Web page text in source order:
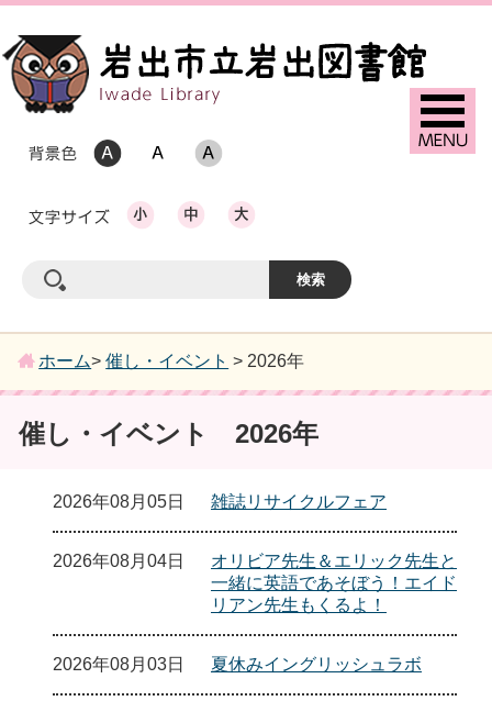
ホーム>催し・イベント > 2026年
催し・イベント 2026年
2026年08月05日 雑誌リサイクルフェア
2026年08月04日
オリビア先生＆エリック先生と
一緒に英語であそぼう！エイド
リアン先生もくるよ！
2026年08月03日 夏休みイングリッシュラボ